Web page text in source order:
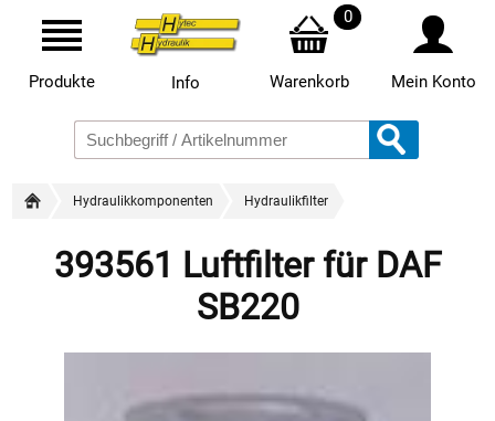
Produkte Info
0
Warenkorb Mein Konto
Hydraulikkomponenten Hydraulikfilter
393561 Luftfilter für DAF
SB220